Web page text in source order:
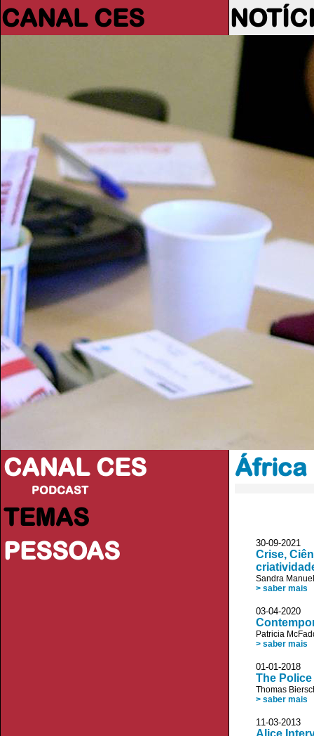
CANAL CES
CANAL CES
PODCAST
TEMAS
PESSOAS
África
30-09-
Crise,
Sandra Manuel
> saber mais
03-04-
Patricia
> saber mais
01-01-
The
Thomas
> saber mais
11-03-
Alice